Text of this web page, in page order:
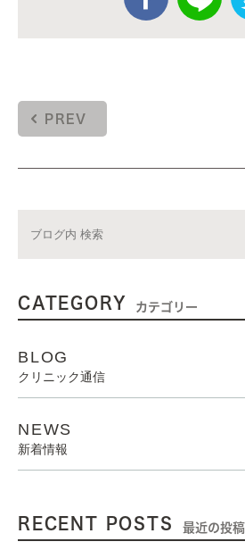
PREV
CATEGORY カテゴリー
BLOG
クリニック通信
NEWS
新着情報
RECENT POSTS 最近の投稿